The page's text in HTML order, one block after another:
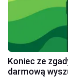
Koniec ze
darmową